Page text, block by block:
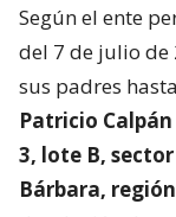
Según el ente
del 7 de julio
sus padres
Patricio
3, lote B,
Bárbara,